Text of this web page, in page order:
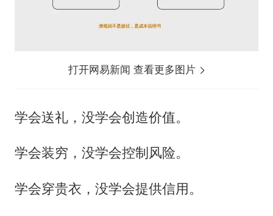
打开网易新闻 查看更多图片
学会送礼，没学会创造价值。
学会装穷，没学会控制风险。
学会穿贵衣，没学会提供信用。